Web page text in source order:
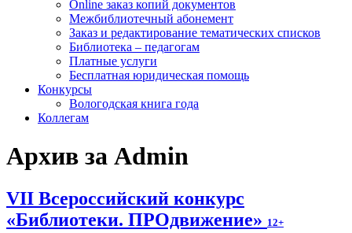
Online заказ копий документов
Межбиблиотечный абонемент
Заказ и редактирование тематических списков
Библиотека – педагогам
Платные услуги
Бесплатная юридическая помощь
Конкурсы
Вологодская книга года
Коллегам
Архив за Admin
VII Всероссийский конкурс
«Библиотеки. ПРОдвижение» 12+